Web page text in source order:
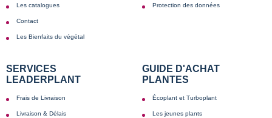
Les catalogues
Contact
Les Bienfaits du végétal
Protection des données
SERVICES
LEADERPLANT
Frais de Livraison
Livraison & Délais
GUIDE D'ACHAT
PLANTES
Écoplant et Turboplant
Les jeunes plants